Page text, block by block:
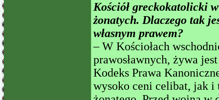
Kościół greckokatolicki
żonatych. Dlaczego tak
własnym prawem?
– W Kościołach
prawosławnych, żywa
Kodeks Prawa
wysoko ceni celibat, jak i